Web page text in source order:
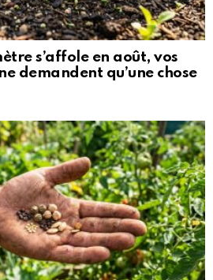
s’affole en août, vos
demandent qu’une chose